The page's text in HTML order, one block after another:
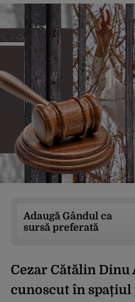
Adaugă Gândul ca
sursă preferată
Cezar Cătălin
cunoscut în spațiul